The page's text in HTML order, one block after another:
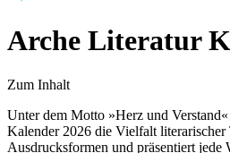
Arche Literatur
Zum Inhalt
Unter dem Motto »Herz und
Kalender 2026 die Vielfalt literarischer
Ausdrucksformen und präsentiert jede